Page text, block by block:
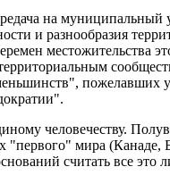
на муниципальный
и разнообразия
местожительства
пожелавших
человечеству.
"первого" мира
считать все